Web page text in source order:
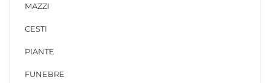
MAZZI
CESTI
PIANTE
FUNEBRE